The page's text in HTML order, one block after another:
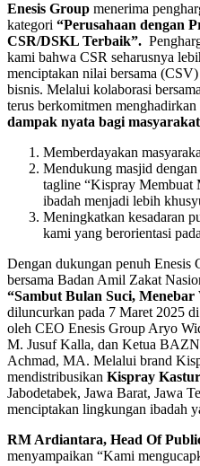
Enesis Group menerima
kategori “Perusahaan dengan
CSR/DSKL Terbaik”.
kami bahwa CSR seharusnya
menciptakan nilai bersama
bisnis. Melalui kolaborasi
terus berkomitmen
dampak nyata bagi masyarakat
Memberdayakan
Mendukung masjid
tagline “Kispray Membuat
ibadah menjadi lebih
Meningkatkan kesadaran
kami yang berorientasi
Dengan dukungan penuh Enesis
bersama Badan Amil Zakat
“Sambut Bulan Suci,
diluncurkan pada 7 Maret 2025
oleh CEO Enesis Group Aryo
M. Jusuf Kalla, dan Ketua
Achmad, MA. Melalui brand
mendistribusikan Kispray
Jabodetabek, Jawa Barat, Jawa
menciptakan lingkungan ibadah
RM Ardiantara, Head Of
menyampaikan “Kami